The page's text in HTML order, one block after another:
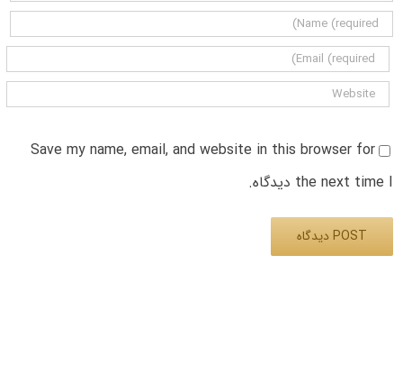
Save my name, email, and website in this browser for
the next time I دیدگاه.